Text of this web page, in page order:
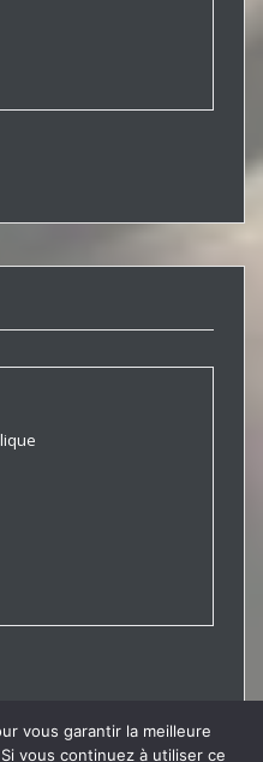
vous garantir la meilleure
vous continuez à utiliser ce